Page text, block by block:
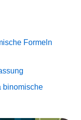
Formeln
binomische